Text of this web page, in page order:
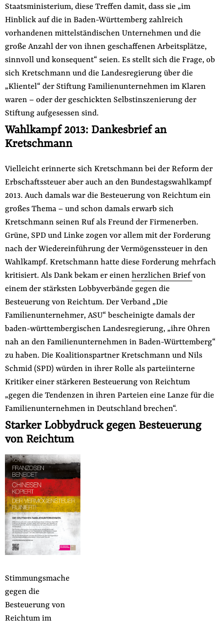
Staatsministerium, diese Treffen damit, dass sie „im
Hinblick auf die in Baden-Württemberg zahlreich
vorhandenen mittelständischen Unternehmen und die
große Anzahl der von ihnen geschaffenen Arbeitsplätze,
sinnvoll und konsequent“ seien. Es stellt sich die Frage, ob
sich Kretschmann und die Landesregierung über die
„Klientel“ der Stiftung Familienunternehmen im Klaren
waren – oder der geschickten Selbstinszenierung der
Stiftung aufgesessen sind.
Wahlkampf 2013: Dankesbrief an
Kretschmann
Vielleicht erinnerte sich Kretschmann bei der Reform der
Erbschaftssteuer aber auch an den Bundestagswahlkampf
2013. Auch damals war die Besteuerung von Reichtum ein
großes Thema – und schon damals erwarb sich
Kretschmann seinen Ruf als Freund der Firmenerben.
Grüne, SPD und Linke zogen vor allem mit der Forderung
nach der Wiedereinführung der Vermögenssteuer in den
Wahlkampf. Kretschmann hatte diese Forderung mehrfach
kritisiert. Als Dank bekam er einen herzlichen Briefvon
einem der stärksten Lobbyverbände gegen die
Besteuerung von Reichtum. Der Verband „Die
Familienunternehmer, ASU“ bescheinigte damals der
baden-württembergischen Landesregierung, „ihre Ohren
nah an den Familienunternehmen in Baden-Württemberg“
zu haben. Die Koalitionspartner Kretschmann und Nils
Schmid (SPD) würden in ihrer Rolle als parteiinterne
Kritiker einer stärkeren Besteuerung von Reichtum
„gegen die Tendenzen in ihren Parteien eine Lanze für die
Familienunternehmen in Deutschland brechen“.
Starker Lobbydruck gegen Besteuerung
von Reichtum
Stimmungsmache
gegen die
Besteuerung von
Reichtum im